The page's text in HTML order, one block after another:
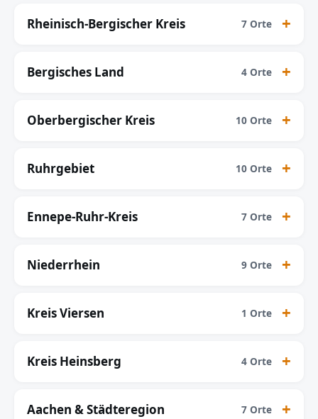
Rheinisch-Bergischer Kreis 7 Orte
Bergisches Land 4 Orte
Oberbergischer Kreis 10 Orte
Ruhrgebiet 10 Orte
Ennepe-Ruhr-Kreis 7 Orte
Niederrhein 9 Orte
Kreis Viersen 1 Orte
Kreis Heinsberg 4 Orte
Aachen & Städteregion 7 Orte